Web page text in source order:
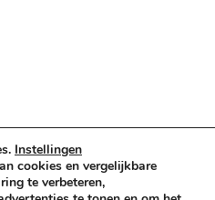
Instellingen
cookies en vergelijkbare
te verbeteren,